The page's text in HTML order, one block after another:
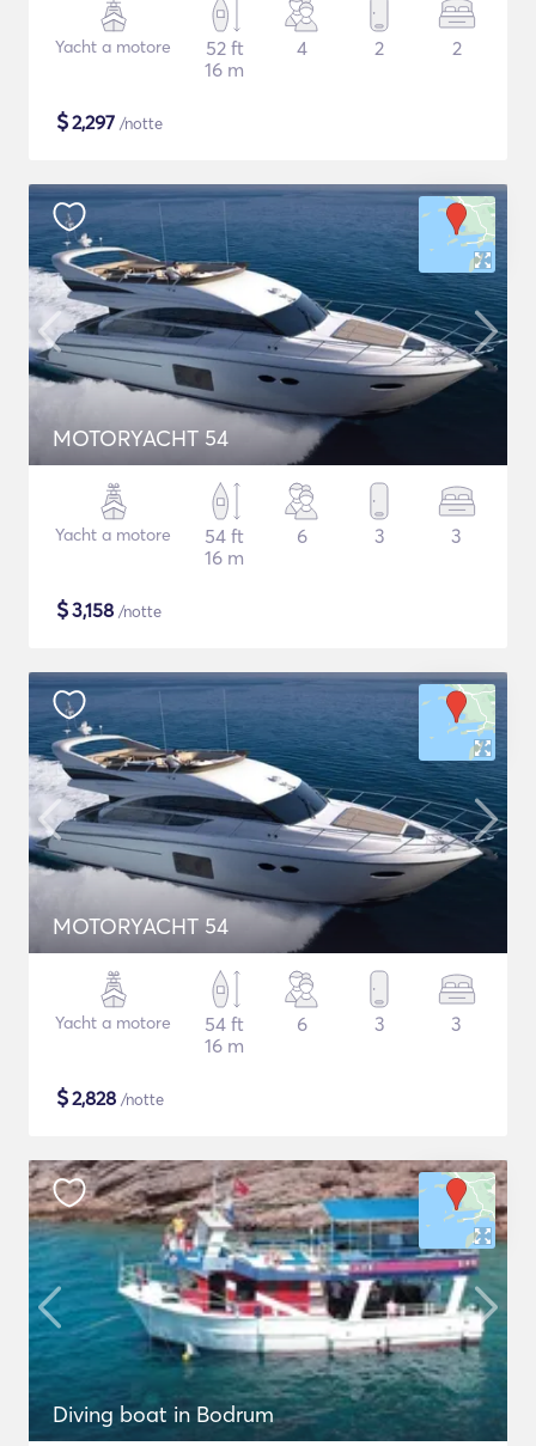
Yacht a motore
52 ft
16 m
4 2 2
$2,297 /notte
MOTORYACHT 54
Yacht a motore
54 ft
16 m
6 3 3
$3,158 /notte
MOTORYACHT 54
Yacht a motore
54 ft
16 m
6 3 3
$2,828 /notte
Diving boat in Bodrum